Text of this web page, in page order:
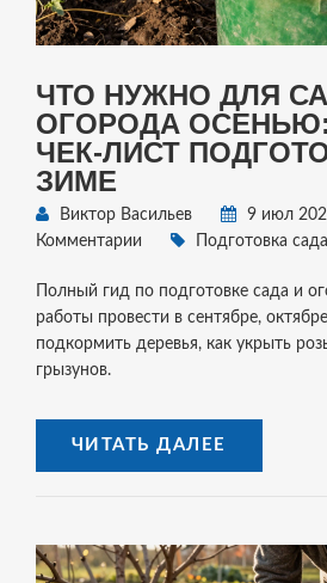
ЧТО НУЖНО ДЛЯ
ОГОРОДА
ЧЕК-ЛИСТ
ЗИМЕ
Виктор Васильев 9 июл
Комментарии
Подготовка
Полный гид по подготовке сада и
работы провести в сентябре,
подкормить деревья, как укрыть
грызунов.
ЧИТАТЬ ДАЛЕЕ